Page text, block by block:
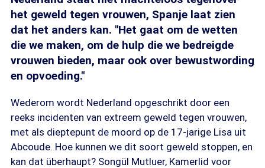
het geweld tegen vrouwen, Spanje laat zien
dat het anders kan. "Het gaat om de wetten
die we maken, om de hulp die we bedreigde
vrouwen bieden, maar ook over bewustwording
en opvoeding."
Wederom wordt Nederland opgeschrikt door een
reeks incidenten van extreem geweld tegen vrouwen,
met als dieptepunt de moord op de 17-jarige Lisa uit
Abcoude. Hoe kunnen we dit soort geweld stoppen, en
kan dat überhaupt? Songül Mutluer, Kamerlid voor